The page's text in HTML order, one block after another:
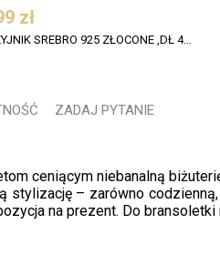
zł
NASZYJNIK SREBRO 925 ZŁOCONE ,DŁ 42CM+3CM PRZEDŁUŻKA , KÓŁKO PEŁNE .
ZADAJ PYTANIE
ceniącym niebanalną
stylizację – zarówno
na prezent. Do